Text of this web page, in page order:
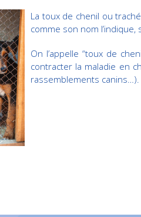
La toux de chenil ou
comme son nom
On l’appelle “toux de
contracter la maladie en
rassemblements canins…).